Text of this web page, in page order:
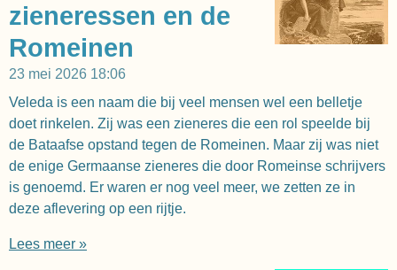
zieneressen en de
Romeinen
23 mei 2026 18:06
Veleda is een naam die bij veel mensen wel een belletje
doet rinkelen. Zij was een zieneres die een rol speelde bij
de Bataafse opstand tegen de Romeinen. Maar zij was niet
de enige Germaanse zieneres die door Romeinse schrijvers
is genoemd. Er waren er nog veel meer, we zetten ze in
deze aflevering op een rijtje.
Lees meer »